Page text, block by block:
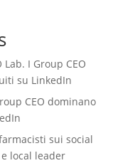
Lab. I Group CEO
su LinkedIn
CEO dominano
sui social
local leader